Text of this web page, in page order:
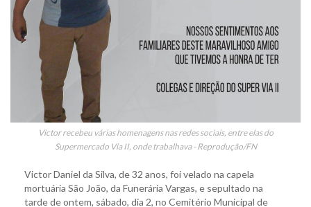
Victor recebeu várias homenagens nas redes sociais, entre elas do
Supermercado Via II, onde trabalhava - Reprodução/FN
Victor Daniel da Silva, de 32 anos, foi velado na capela
mortuária São João, da Funerária Vargas, e sepultado na
tarde de ontem, sábado, dia 2, no Cemitério Municipal de